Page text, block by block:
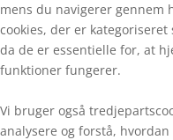
mens du navigerer gennem
cookies, der er
da de er essentielle for, at
funktioner fungerer.
Vi bruger også
analysere og forstå,